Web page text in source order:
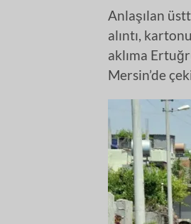
Anlaşılan
alıntı,
aklıma
Mersin’de